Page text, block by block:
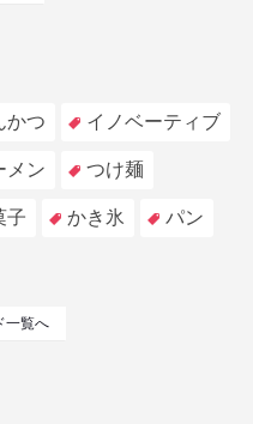
かつ イノベーティブ
メン つけ麺
子 かき氷 パン
一覧へ